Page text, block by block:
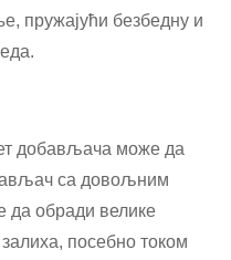
пружајући безбедну и
добављача може да
са довољним
да обради велике
посебно током